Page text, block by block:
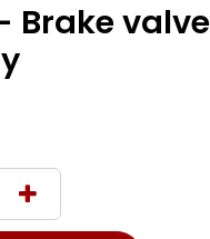
Brake valve